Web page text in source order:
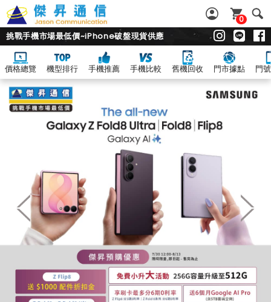
0
挑戰手機市場最低價~iPhone破盤現貨供應
價格總覽 機型排行 手機推薦 手機比較 舊機回收 門市據點 門